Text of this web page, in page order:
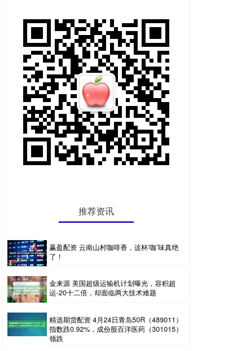
推荐资讯
赢盈配资 云南山村咖啡香，这杯‘咖’味真绝
了！
金来源 美国超级运输机计划曝光，容积超
运-20十二倍，却面临两大技术难题
精选期货配资 4月24日青岛50R（489011）
指数跌0.92%，成份股百洋医药（301015）
领跌